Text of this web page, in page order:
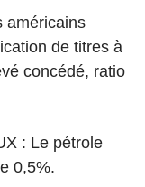
américains
de titres à
concédé, ratio
: Le pétrole
0,5%.